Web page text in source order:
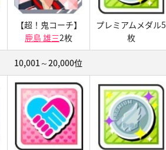
【超！鬼コーチ】
鹿島 雄三2枚
プレミアムメダル5
枚
10,001～20,000位